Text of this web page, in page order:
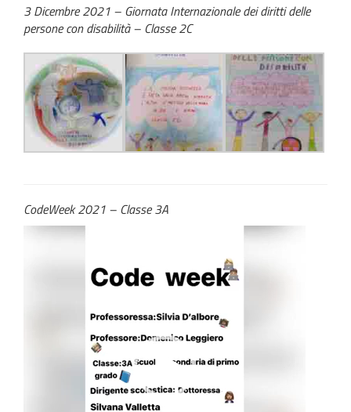
3 Dicembre 2021 – Giornata Internazionale dei diritti delle
persone con disabilità – Classe 2C
CodeWeek 2021 – Classe 3A
Video